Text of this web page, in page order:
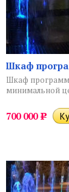
Шкаф
Шкаф
минимальной
700 000 Р